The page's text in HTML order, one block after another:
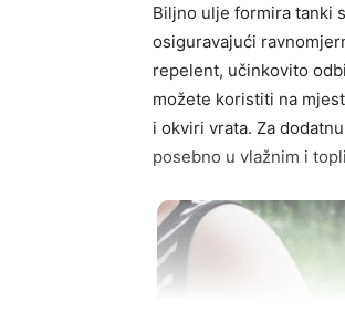
Biljno ulje formira tanki
osiguravajući
repelent, učinkovito
možete koristiti na
i okviri vrata. Za
posebno u vlažnim i